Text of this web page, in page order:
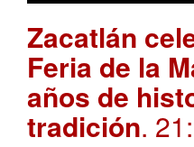
Zacatlán
Feria de la
años de
tradición.